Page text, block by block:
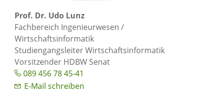
Prof. Dr. Udo Lunz
Fachbereich Ingenieurwesen /
Wirtschaftsinformatik
Studiengangsleiter Wirtschaftsinformatik
Vorsitzender HDBW Senat
089 456 78 45-41
E-Mail schreiben